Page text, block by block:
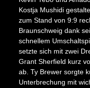
Kostja Mushidi
zum Stand von 9:9
Braunschweig dank
schnellem
setzte sich mit zwei
Grant Sherfield kurz
ab. Ty Brewer sorgte
Unterbrechung mit